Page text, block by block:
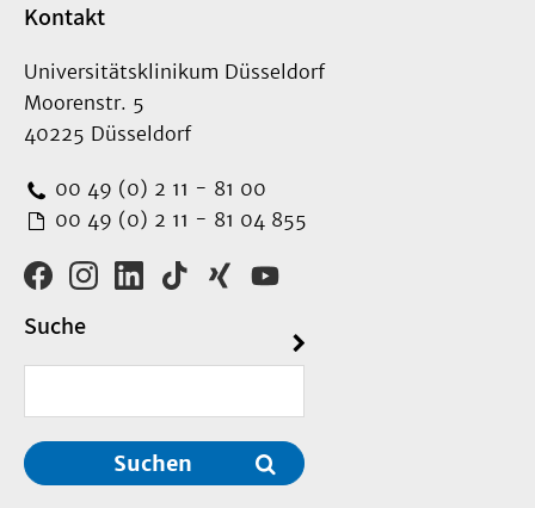
Kontakt
Universitätsklinikum Düsseldorf
Moorenstr. 5
40225 Düsseldorf
00 49 (0) 2 11 - 81 00
00 49 (0) 2 11 - 81 04 855
Suche
Suchen